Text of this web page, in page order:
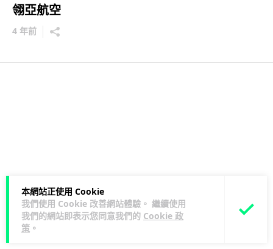
本網站正使用 Cookie
我們使用 Cookie 改善網站體驗。 繼續使用
我們的網站即表示您同意我們的 Cookie 政
策 。
翎亞航空
4 年前